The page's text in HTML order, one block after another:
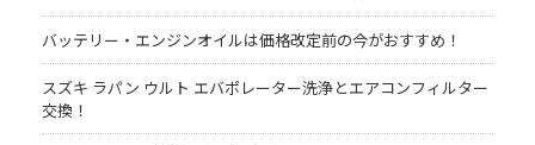
バッテリー・エンジンオイルは価格改定前の今がおすすめ！
スズキ ラパン ウルト エバポレーター洗浄とエアコンフィルター
交換！